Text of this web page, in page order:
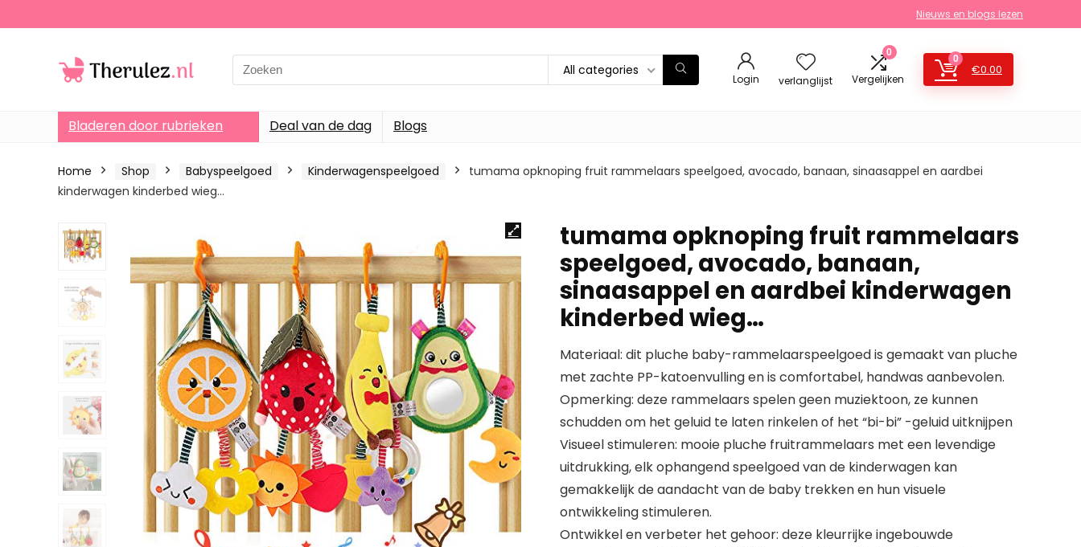
Nieuws en blogs lezen
Search
for:
All categories
Login verlanglijst
0
Vergelijken
0
€0.00
Bladeren door rubrieken Deal van de dag Blogs
Home Shop Babyspeelgoed Kinderwagenspeelgoed
tumama opknoping fruit rammelaars speelgoed, avocado, banaan, sinaasappel en aardbei
kinderwagen kinderbed wieg…
tumama opknoping fruit rammelaars
speelgoed, avocado, banaan,
sinaasappel en aardbei kinderwagen
kinderbed wieg…
Materiaal: dit pluche baby-rammelaarspeelgoed is gemaakt van pluche
met zachte PP-katoenvulling en is comfortabel, handwas aanbevolen.
Opmerking: deze rammelaars spelen geen muziektoon, ze kunnen
schudden om het geluid te laten rinkelen of het “bi-bi” -geluid uitknijpen
Visueel stimuleren: mooie pluche fruitrammelaars met een levendige
uitdrukking, elk ophangend speelgoed van de kinderwagen kan
gemakkelijk de aandacht van de baby trekken en hun visuele
ontwikkeling stimuleren.
Ontwikkel en verbeter het gehoor: deze kleurrijke ingebouwde